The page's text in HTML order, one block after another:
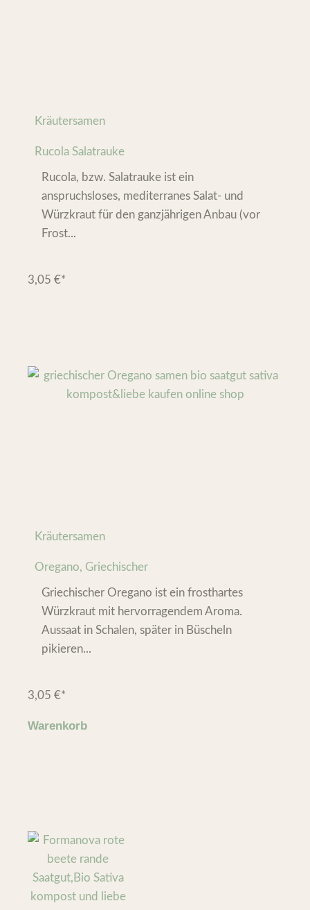
Kräutersamen
Rucola Salatrauke
Rucola, bzw. Salatrauke ist ein
anspruchsloses, mediterranes Salat- und
Würzkraut für den ganzjährigen Anbau (vor
Frost...
3,05 €*
Kräutersamen
Oregano, Griechischer
Griechischer Oregano ist ein frosthartes
Würzkraut mit hervorragendem Aroma.
Aussaat in Schalen, später in Büscheln
pikieren...
3,05 €*
Warenkorb